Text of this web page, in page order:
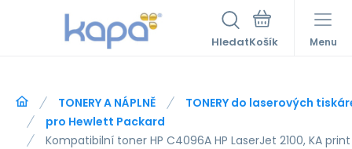
Hledat Menu
TONERY A NÁPLNĚ
TONERY do laserových
pro Hewlett Packard
Kompatibilní toner HP C4096A HP LaserJet 2100, KA print